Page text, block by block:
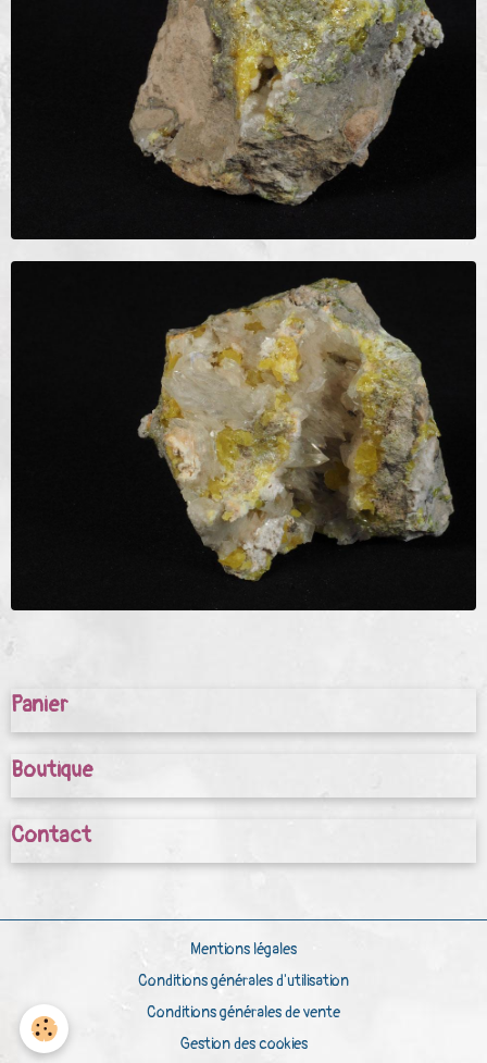
Panier
Boutique
Contact
Mentions légales
Conditions générales d'utilisation
Conditions générales de vente
Gestion des cookies